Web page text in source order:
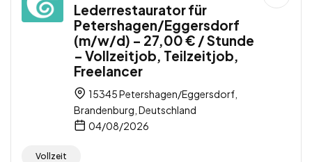
Lederrestaurator für
Petershagen/Eggersdorf
(m/w/d) – 27,00 € / Stunde
– Vollzeitjob, Teilzeitjob,
Freelancer
15345 Petershagen/Eggersdorf,
Brandenburg, Deutschland
04/08/2026
Vollzeit